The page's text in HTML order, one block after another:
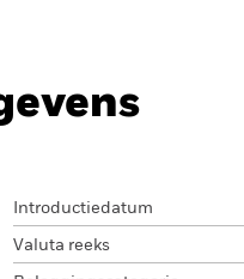
Introductiedatum
Valuta reeks